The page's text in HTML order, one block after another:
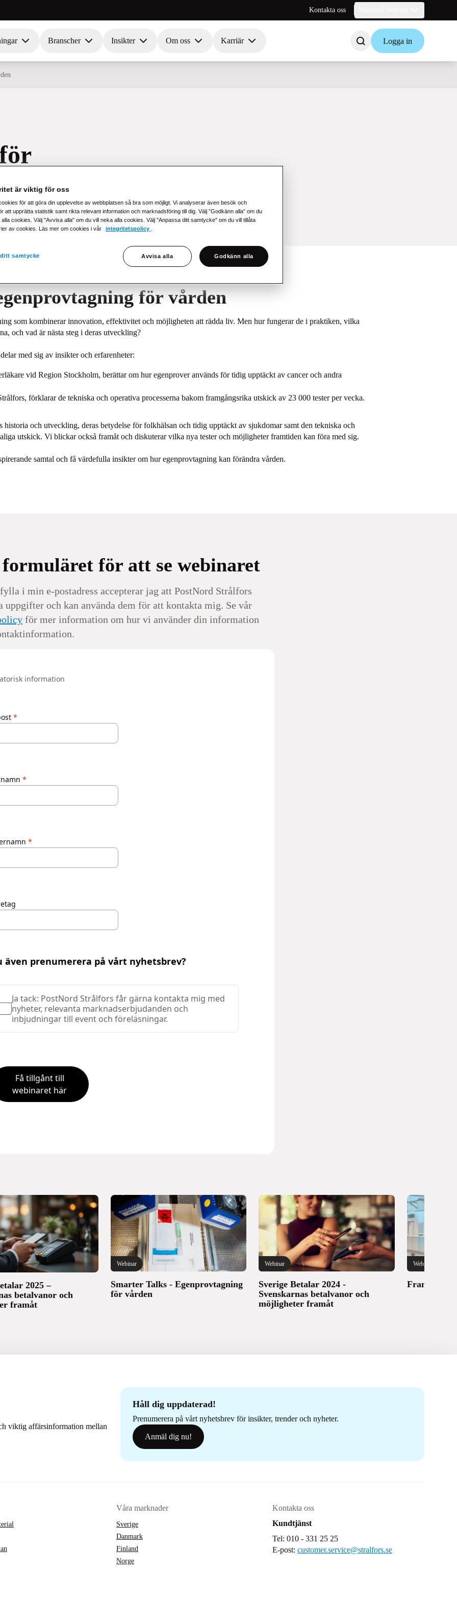
Kontakta oss
Branscher Insikter Om oss Karriär Logga in
för vården
som kombinerar innovation, effektivitet och möjligheten att rädda liv. Men hur fungerar de i praktiken, vilka
och vad är nästa steg i deras utveckling?
med sig av insikter och erfarenheter:
vid Region Stockholm, berättar om hur egenprover används för tidig upptäckt av cancer och andra
förklarar de tekniska och operativa processerna bakom framgångsrika utskick av 23 000 tester per vecka.
och utveckling, deras betydelse för folkhälsan och tidig upptäckt av sjukdomar samt den tekniska och
utskick. Vi blickar också framåt och diskuterar vilka nya tester och möjligheter framtiden kan föra med sig.
samtal och få värdefulla insikter om hur egenprovtagning kan förändra vården.
för att se webinaret
i min e-postadress accepterar jag att PostNord Strålfors
uppgifter och kan använda dem för att kontakta mig. Se vår
för mer information om hur vi använder din information
information
även prenumerera på vårt nyhetsbrev?
Ja tack: PostNord Strålfors får gärna kontakta mig med
nyheter, relevanta marknadserbjudanden och
inbjudningar till event och föreläsningar.
Få tillgånt till
webinaret här
2025 –
betalvanor och
framåt
Webinar
Smarter Talks - Egenprovtagning
för vården
Webinar
Sverige Betalar 2024 -
Svenskarnas betalvanor och
möjligheter framåt
Webinar
Framtidens
viktig affärsinformation mellan
Håll dig uppdaterad!
Prenumerera på vårt nyhetsbrev för insikter, trender och nyheter.
Anmäl dig nu!
Våra marknader
Sverige
Danmark
Finland
Norge
Kontakta oss
Kundtjänst
Tel: 010 - 331 25 25
E-post: customer.service@stralfors.se
är viktig för oss
för att göra din upplevelse av webbplatsen så bra som möjligt. Vi analyserar även besök och
att upprätta statistik samt rikta relevant information och marknadsföring till dig. Välj ”Godkänn alla” om du
cookies. Välj "Avvisa alla" om du vill neka alla cookies. Välj "Anpassa ditt samtycke" om du vill tillåta
av cookies. Läs mer om cookies i vår
integritetspolicy
samtycke Avvisa alla Godkänn alla